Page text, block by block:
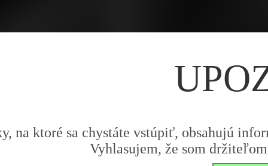
na ktoré sa chystáte vstúpiť, obsahujú
Vyhlasujem, že som